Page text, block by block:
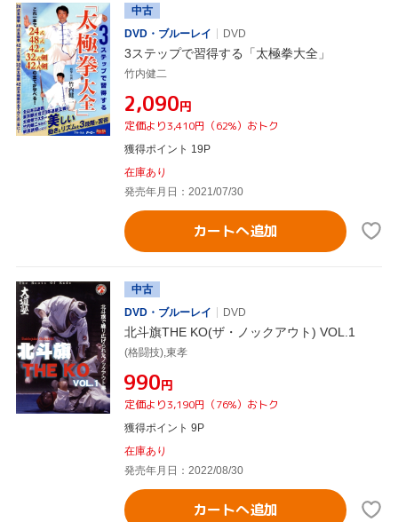
中古
DVD・ブルーレイ
DVD
3ステップで習得する「太極拳大全」
竹内健二
¥2,090円
定価より3,410円（62%）おトク
獲得ポイント 19P
在庫あり
発売年月日：2021/07/30
カートへ追加
中古
DVD・ブルーレイ
DVD
北斗旗THE KO(ザ・ノックアウト) VOL.1
(格闘技),東孝
¥990円
定価より3,190円（76%）おトク
獲得ポイント 9P
在庫あり
発売年月日：2022/08/30
カートへ追加